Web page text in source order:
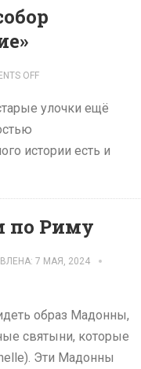
OFF
улочки ещё
истории есть и
по Риму
7 МАЯ, 2024
образ Мадонны,
святыни, которые
Эти Мадонны